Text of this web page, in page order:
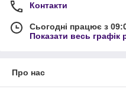
Контакти
Сьогодні працює з
Показати весь графік
Про нас